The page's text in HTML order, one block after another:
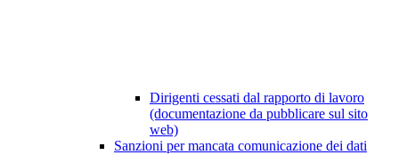
Dirigenti cessati dal rapporto di lavoro
(documentazione da pubblicare sul sito
web)
Sanzioni per mancata comunicazione dei dati